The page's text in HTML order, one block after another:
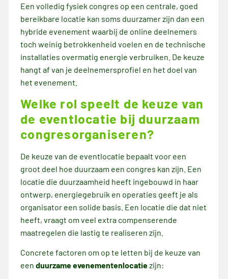
Een volledig fysiek congres op een centrale, goed
bereikbare locatie kan soms duurzamer zijn dan een
hybride evenement waarbij de online deelnemers
toch weinig betrokkenheid voelen en de technische
installaties overmatig energie verbruiken. De keuze
hangt af van je deelnemersprofiel en het doel van
het evenement.
Welke rol speelt de keuze van
de eventlocatie bij duurzaam
congresorganiseren?
De keuze van de eventlocatie bepaalt voor een
groot deel hoe duurzaam een congres kan zijn. Een
locatie die duurzaamheid heeft ingebouwd in haar
ontwerp, energiegebruik en operaties geeft je als
organisator een solide basis. Een locatie die dat niet
heeft, vraagt om veel extra compenserende
maatregelen die lastig te realiseren zijn.
Concrete factoren om op te letten bij de keuze van
eenduurzame evenementenlocatiezijn: